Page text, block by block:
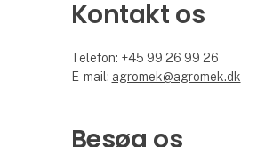
Kontakt os
Telefon: +45 99 26 99 26
E-mail: agromek@agromek.dk
Besøg os